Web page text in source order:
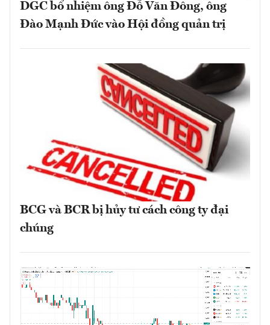
DGC bổ nhiệm ông Đỗ Văn Đông, ông
Đào Mạnh Đức vào Hội đồng quản trị
BCG và BCR bị hủy tư cách công ty đại
chúng